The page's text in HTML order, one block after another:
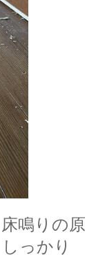
鳴りの原
っかり